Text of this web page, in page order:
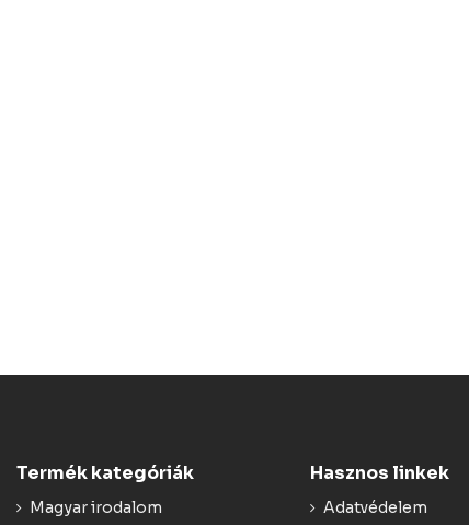
Termék kategóriák
Magyar irodalom
Hasznos linkek
Adatvédelem